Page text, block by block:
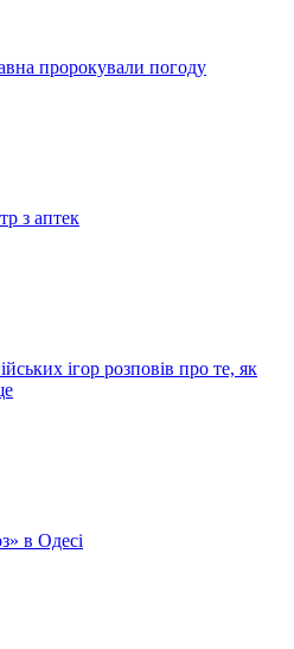
пророкували погоду
з аптек
ігор розповів про те, як
в Одесі